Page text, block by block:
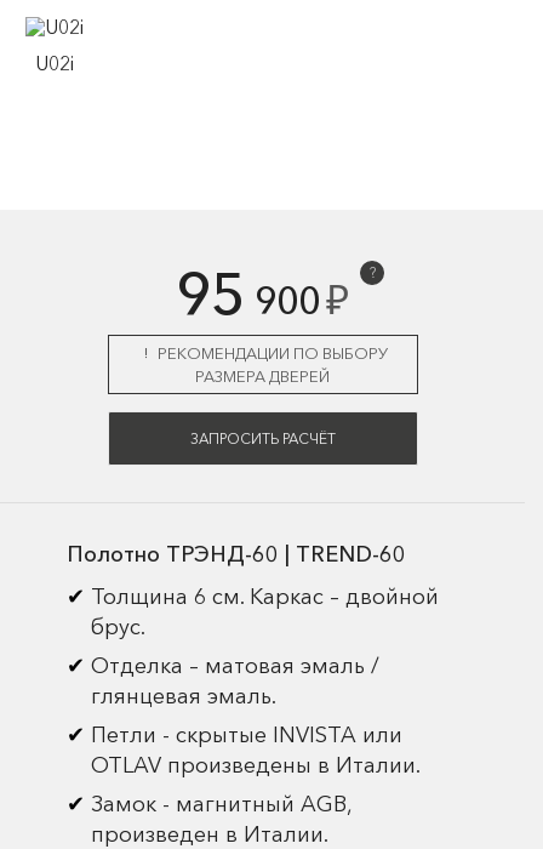
U02i
95 900₽
?
РЕКОМЕНДАЦИИ ПО ВЫБОРУ
РАЗМЕРА ДВЕРЕЙ
ЗАПРОСИТЬ РАСЧЁТ
Полотно ТРЭНД-60 | TREND-60
Толщина 6 см. Каркас – двойной
брус.
Отделка – матовая эмаль /
глянцевая эмаль.
Петли - скрытые INVISTA или
OTLAV произведены в Италии.
Замок - магнитный AGB,
произведен в Италии.